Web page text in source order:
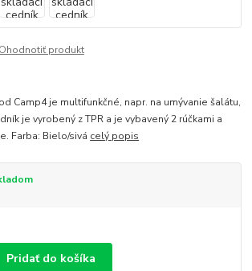
Ohodnotiť produkt
Camp4 je multifunkčné, napr. na umývanie šalátu,
je vyrobený z TPR a je vybavený 2 rúčkami a
Farba: Bielo/sivá celý popis
Pridať do košíka